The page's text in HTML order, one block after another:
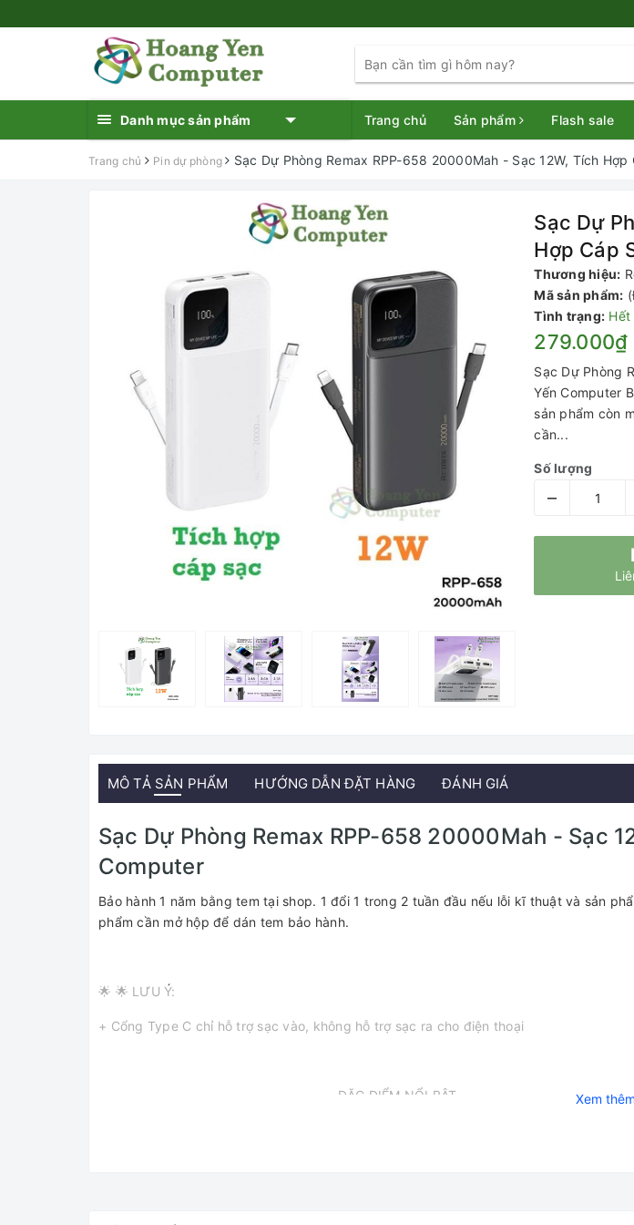
Danh mục sản phẩm Trang chủ Sản phẩm Flash sale
Trang chủ Pin dự phòng Sạc Dự Phòng Remax RPP-658 20000Mah - Sạc 12W, Tích
Sạc Dự
Hợp Cáp
Thương hiệu:
Mã sản phẩm:
Tình trạng: Hết
279.000₫
Sạc Dự Phòng
Yến Computer
sản phẩm còn
cần...
Số lượng
–
MÔ TẢ SẢN PHẨM HƯỚNG DẪN ĐẶT HÀNG ĐÁNH GIÁ
Sạc Dự Phòng Remax RPP-658 20000Mah - Sạc
Computer
Bảo hành 1 năm bằng tem tại shop. 1 đổi 1 trong 2 tuần đầu nếu lỗi kĩ thuật và sản
phẩm cần mở hộp để dán tem bảo hành.
🌟 🌟 LƯU Ý:
+ Cổng Type C chỉ hỗ trợ sạc vào, không hỗ trợ sạc ra cho điện thoại
------------------------------------------ĐẶC ĐIỂM NỔI Xem thêm